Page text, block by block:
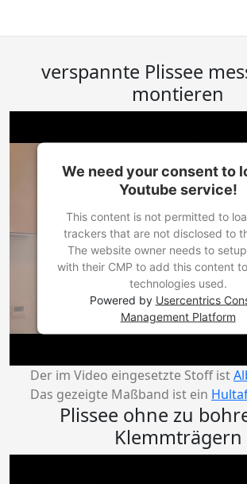
verspannte Plissee
montieren
We need your consent to
Youtube service!
This content is not permitted to
trackers that are not disclosed to
The website owner needs to
with their CMP to add this content
technologies used.
Powered by Usercentrics
Management Platform
Der im Video eingesetzte Stoff ist
Das gezeigte Maßband ist ein
Plissee ohne zu
Klemmträgern